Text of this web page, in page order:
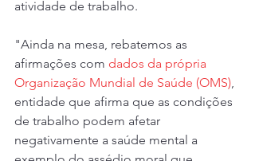
atividade de trabalho.
"Ainda na mesa, rebatemos as
afirmações com dados da própria
Organização Mundial de Saúde (OMS),
entidade que afirma que as condições
de trabalho podem afetar
negativamente a saúde mental a